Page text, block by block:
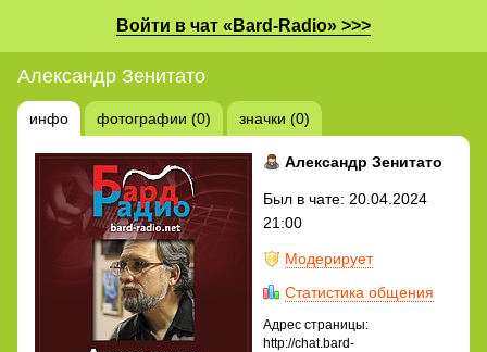
Войти в чат «Bard-Radio» >>>
Александр Зенитато
инфо фотографии (0) значки (0)
Александр Зенитато
Был в чате: 20.04.2024
21:00
Модерирует
Статистика общения
Адрес страницы:
http://chat.bard-